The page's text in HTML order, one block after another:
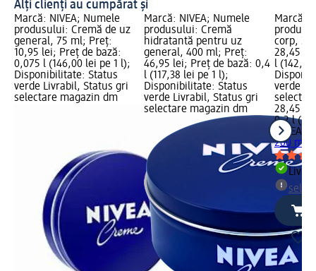
Alți clienți au cumpărat și
Marcă: NIVEA; Numele
produsului: Cremă de uz
general, 75 ml; Preț:
10,95 lei; Preț de bază:
0,075 l (146,00 lei pe 1 l);
Disponibilitate: Status
verde Livrabil, Status gri
selectare magazin dm
Marcă: NIVEA; Numele
produsului: Cremă
hidratantă pentru uz
general, 400 ml; Preț:
46,95 lei; Preț de bază: 0,4
l (117,38 lei pe 1 l);
Disponibilitate: Status
verde Livrabil, Status gri
selectare magazin dm
Marcă:
corp,
28,45
l
verde
28,45 lei
0,2 l
NIVEA
200 ml